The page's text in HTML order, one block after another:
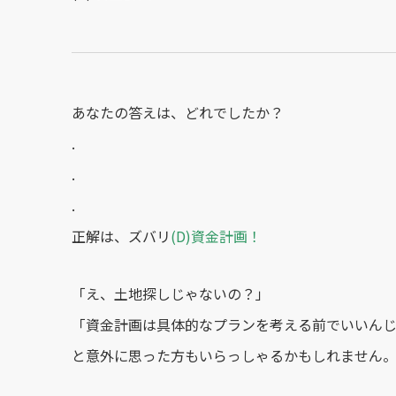
あなたの答えは、どれでしたか？
.
.
.
正解は、ズバリ(D)資金計画！
「え、土地探しじゃないの？」
「資金計画は具体的なプランを考える前でいいん
と意外に思った方もいらっしゃるかもしれません。